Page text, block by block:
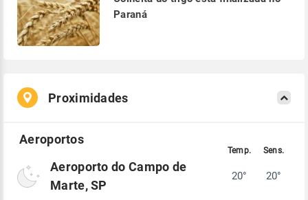
Paraná
Proximidades
Aeroporto do Campo de
Marte, SP
20° 20°